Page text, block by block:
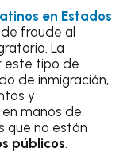
en Estados
fraude al
La
este tipo de
de inmigración,
y
manos de
que no están
públicos.